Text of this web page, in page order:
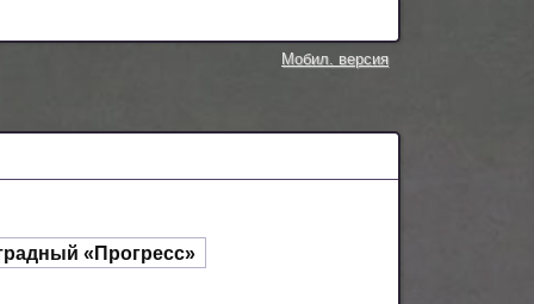
Мобил. версия
«Прогресс»